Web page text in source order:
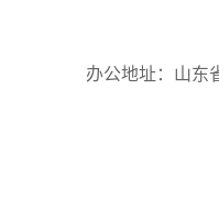
办公地址：山东